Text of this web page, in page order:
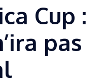
Cup :
pas